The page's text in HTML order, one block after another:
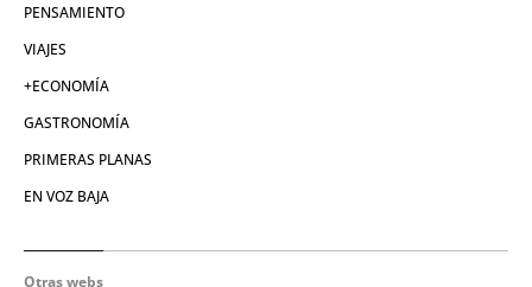
PENSAMIENTO
VIAJES
+ECONOMÍA
GASTRONOMÍA
PRIMERAS PLANAS
EN VOZ BAJA
Otras webs